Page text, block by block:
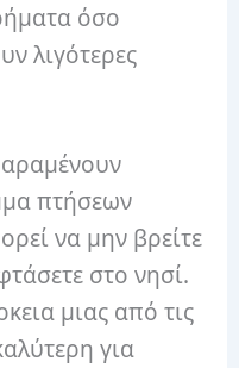
όσο
λιγότερες
πτήσεων
να μην βρείτε
στο νησί.
μιας από τις
για